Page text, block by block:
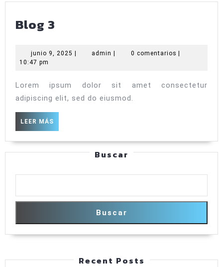
Blog 3
junio 9, 2025 junio
admin admin0 comentarios
10:47 pm
Lorem ipsum dolor sit amet consectetur
adipiscing elit, sed do eiusmod.
LEER MÁS
MÁS
Buscar
Buscar
Recent Posts